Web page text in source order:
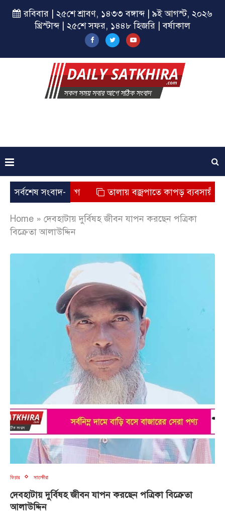
রবিবার | ২৫শে শ্রাবণ, ১৪৩৩ বঙ্গাব্দ | ৯ই আগস্ট, ২০২৬
খ্রিস্টাব্দ | ২৫শে সফর, ১৪৪৮ হিজরি | বর্ষাকাল
সর্বশেষ সংবাদ-
অভিযোগ তালায় বজ্রপাতে কাপড় ব্যবসায়ীর মৃত্যু
Home » দেবহাটায় দুর্বিষহ জীবন যাপন করছেন পত্রিকা
বিক্রেতা আলাউদ্দিন
ফিচার সাতক্ষীরা
দেবহাটায় দুর্বিষহ জীবন যাপন করছেন পত্রিকা বিক্রেতা
আলাউদ্দিন